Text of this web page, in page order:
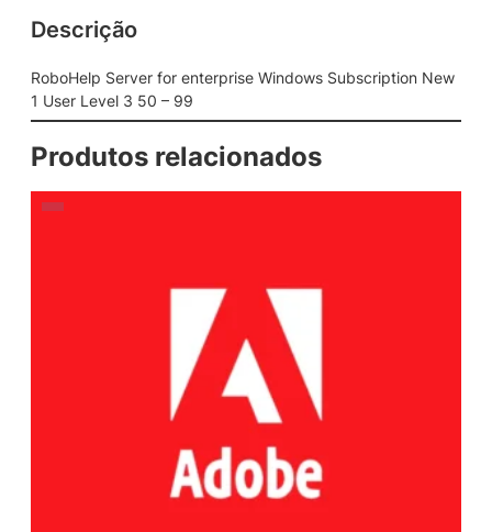
Descrição
RoboHelp Server for enterprise Windows Subscription New
1 User Level 3 50 – 99
Produtos relacionados